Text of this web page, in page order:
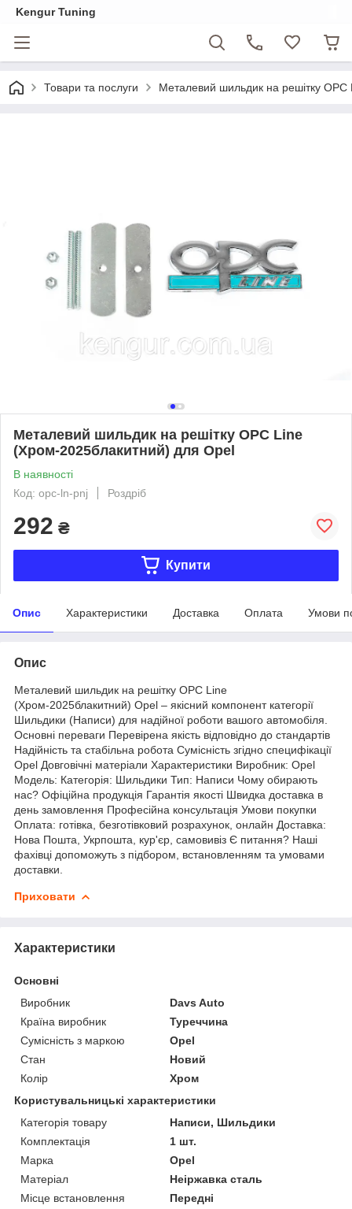
Kengur Tuning
Товари та послуги Металевий шильдик на решітку
Металевий шильдик на решітку OPC Line
(Хром-2025блакитний) для Opel
В наявності
Код: opc-ln-pnj
Роздріб
292 ₴
Купити
Опис Характеристики Доставка Оплата Умови
Опис
Металевий шильдик на решітку OPC Line
(Хром-2025блакитний) Opel – якісний компонент категорії
Шильдики (Написи) для надійної роботи вашого автомобіля.
Основні переваги Перевірена якість відповідно до стандартів
Надійність та стабільна робота Сумісність згідно специфікації
Opel Довговічні матеріали Характеристики Виробник: Opel
Модель: Категорія: Шильдики Тип: Написи Чому обирають
нас? Офіційна продукція Гарантія якості Швидка доставка в
день замовлення Професійна консультація Умови покупки
Оплата: готівка, безготівковий розрахунок, онлайн Доставка:
Нова Пошта, Укрпошта, кур'єр, самовивіз Є питання? Наші
фахівці допоможуть з підбором, встановленням та умовами
доставки.
Приховати
Характеристики
Основні
Виробник
Davs Auto
Країна виробник
Туреччина
Сумісність з маркою
Opel
Стан
Новий
Колір
Хром
Користувальницькі характеристики
Категорія товару
Написи, Шильдики
Комплектація
1 шт.
Марка
Opel
Матеріал
Неіржавка сталь
Місце встановлення
Передні